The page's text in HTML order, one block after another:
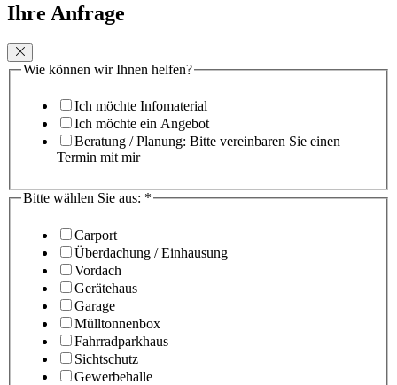
Ihre Anfrage
Wie können wir Ihnen helfen?
Ich möchte Infomaterial
Ich möchte ein Angebot
Beratung / Planung: Bitte vereinbaren Sie einen
Termin mit mir
Bitte wählen Sie aus: *
Carport
Überdachung / Einhausung
Vordach
Gerätehaus
Garage
Mülltonnenbox
Fahrradparkhaus
Sichtschutz
Gewerbehalle